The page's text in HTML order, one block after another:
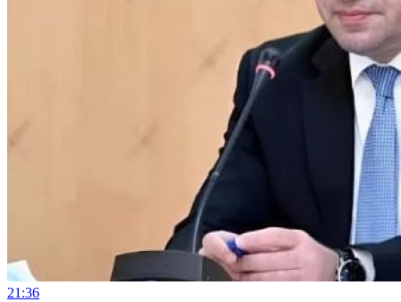
21:36